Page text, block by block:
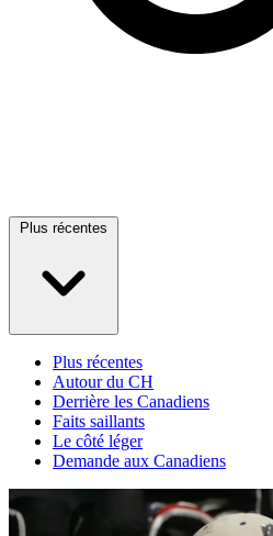
Plus récentes
Plus récentes
Autour du CH
Derrière les Canadiens
Faits saillants
Le côté léger
Demande aux Canadiens